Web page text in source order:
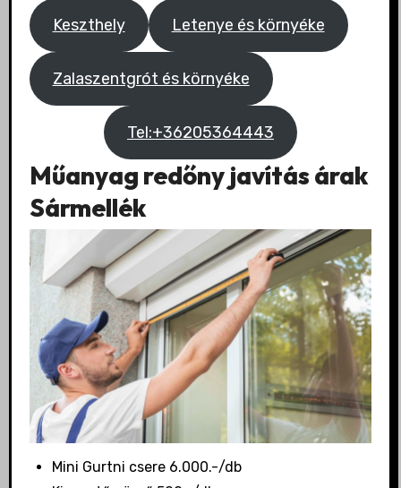
Keszthely Letenye és környéke
Zalaszentgrót és környéke
Tel:+36205364443
Műanyag redőny javítás árak
Sármellék
Mini Gurtni csere 6.000.-/db